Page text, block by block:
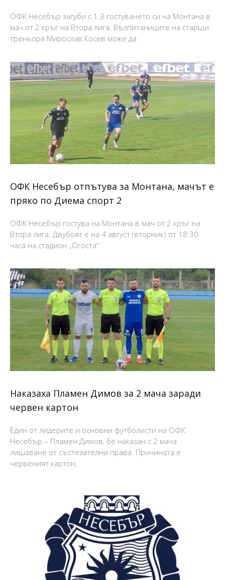
ОФК Несебър загуби с 1:3 гостуването си на Монтана в
мач от 2 кръг на Втора лига. Възпитаниците на старши
треньора Мирослав Косев може да
ОФК Несебър отпътува за Монтана, мачът е
пряко по Диема спорт 2
ОФК Несебър гостува на Монтана в мач от 2 кръг на
Втора лига. Двубоят е на 4 август (вторник) от 18:30
часа на стадион „Огоста“
Наказаха Пламен Димов за 2 мача заради
червен картон
Един от лидерите и основни футболисти на ОФК
Несебър – Пламен Димов, бе наказан с 2 мача
лишаване от състезателни права. Причината е
червеният картон,